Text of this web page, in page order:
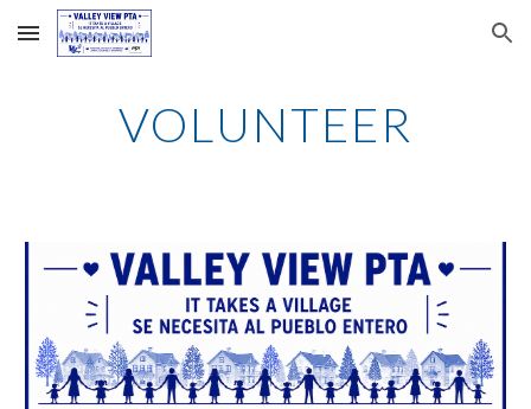
Skip to main content Skip to navigation
VOLUNTEER